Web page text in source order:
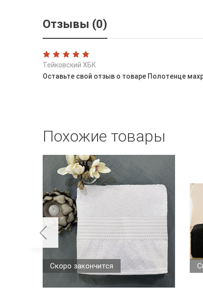
Отзывы (0)
Тейковский ХБК
Оставьте свой отзыв о товаре Полотенце
Похожие товары
Скоро закончится